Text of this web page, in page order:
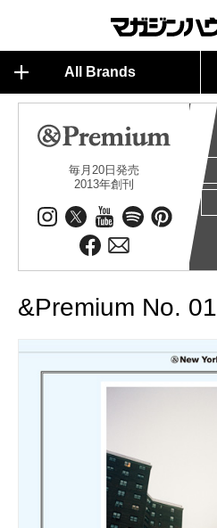
All Brands
毎月20日発売
2013年創刊
&Premium No. 01